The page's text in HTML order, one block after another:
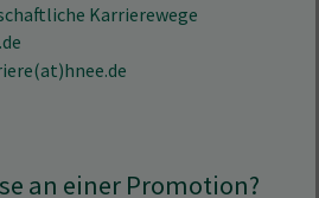
Karrierewege
an einer Promotion?